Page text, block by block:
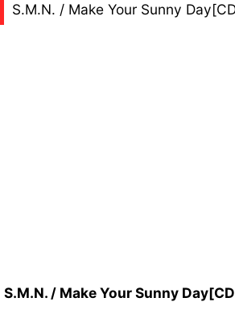
S.M.N. / Make Your Sunny
S.M.N. / Make Your Sunny